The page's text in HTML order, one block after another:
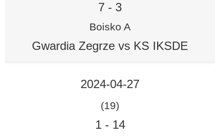
7 - 3
Boisko A
Gwardia Zegrze vs KS IKSDE
2024-04-27
(19)
1- 14